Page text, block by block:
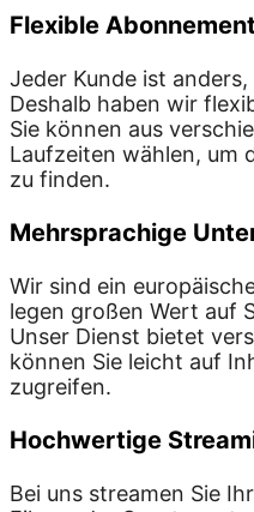
Flexible
Jeder Kunde ist
Deshalb haben wir
Sie können aus
Laufzeiten wählen, um
zu finden.
Mehrsprachige
Wir sind ein
legen großen Wert auf
Unser Dienst bietet
können Sie leicht auf
zugreifen.
Hochwertige
Bei uns streamen Sie